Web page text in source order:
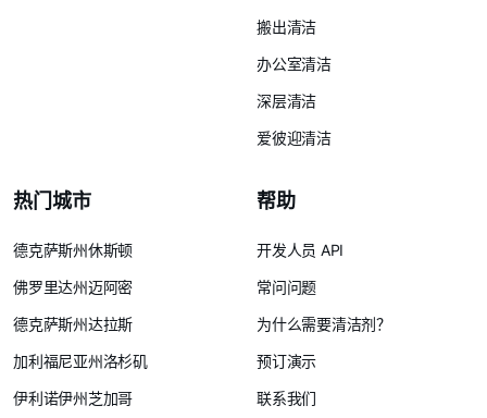
搬出清洁
办公室清洁
深层清洁
爱彼迎清洁
热门城市
德克萨斯州休斯顿
佛罗里达州迈阿密
德克萨斯州达拉斯
加利福尼亚州洛杉矶
伊利诺伊州芝加哥
帮助
开发人员 API
常问问题
为什么需要清洁剂？
预订演示
联系我们